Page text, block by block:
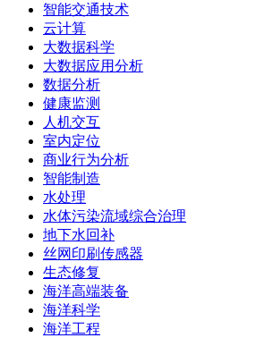
智能交通技术
云计算
大数据科学
大数据应用分析
数据分析
健康监测
人机交互
室内定位
商业行为分析
智能制造
水处理
水体污染流域综合治理
地下水回补
丝网印刷传感器
生态修复
海洋高端装备
海洋科学
海洋工程